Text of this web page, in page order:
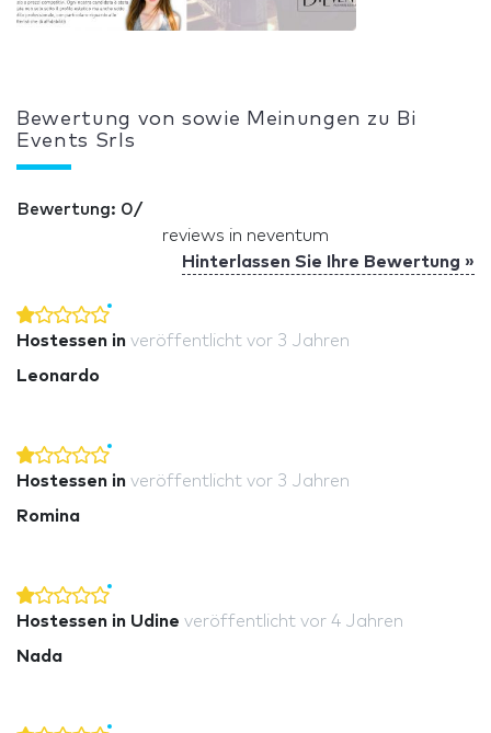
Bewertung von sowie Meinungen zu Bi
Events Srls
Bewertung: 0/
reviews in neventum
Hinterlassen Sie Ihre Bewertung »
Hostessen in veröffentlicht vor 3 Jahren
Leonardo
Hostessen in veröffentlicht vor 3 Jahren
Romina
Hostessen in Udine veröffentlicht vor 4 Jahren
Nada